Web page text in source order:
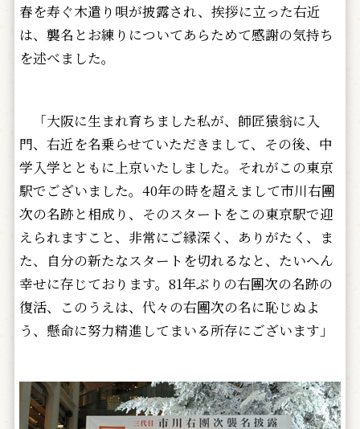
春を寿ぐ木遣り唄が披露され、挨拶に立った右近
は、襲名とお練りについてあらためて感謝の気持ち
を述べました。
「大阪に生まれ育ちました私が、師匠猿翁に入
門、右近を名乗らせていただきまして、その後、中
学入学とともに上京いたしました。それがこの東京
駅でございました。40年の時を超えまして市川右團
次の名跡と相成り、そのスタートをこの東京駅で迎
えられますこと、非常にご縁深く、ありがたく、ま
た、自分の新たなスタートを切れるなと、たいへん
幸せに存じております。81年ぶりの右團次の名跡の
復活、このうえは、代々の右團次の名に恥じぬよ
う、懸命に努力精進してまいる所存にございます」